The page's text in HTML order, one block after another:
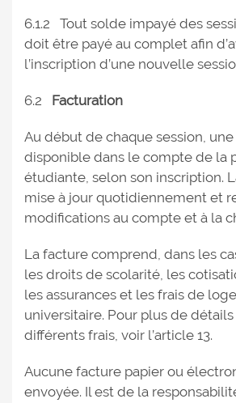
6.1.2 Tout solde impayé des
doit être payé au complet afin
l’inscription d’une nouvelle
6.2 Facturation
Au début de chaque session,
disponible dans le compte de la
étudiante, selon son inscription.
mise à jour quotidiennement et
modifications au compte et à la
La facture comprend, dans les
les droits de scolarité, les
les assurances et les frais de
universitaire. Pour plus de
différents frais, voir l’article 13.
Aucune facture papier ou
envoyée. Il est de la